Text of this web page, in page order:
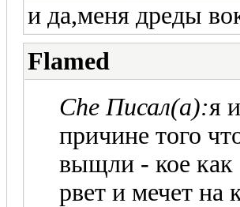
и да,меня дреды
Flamed
Che Писал(а):я
причине того
выщли - кое как
рвет и мечет на